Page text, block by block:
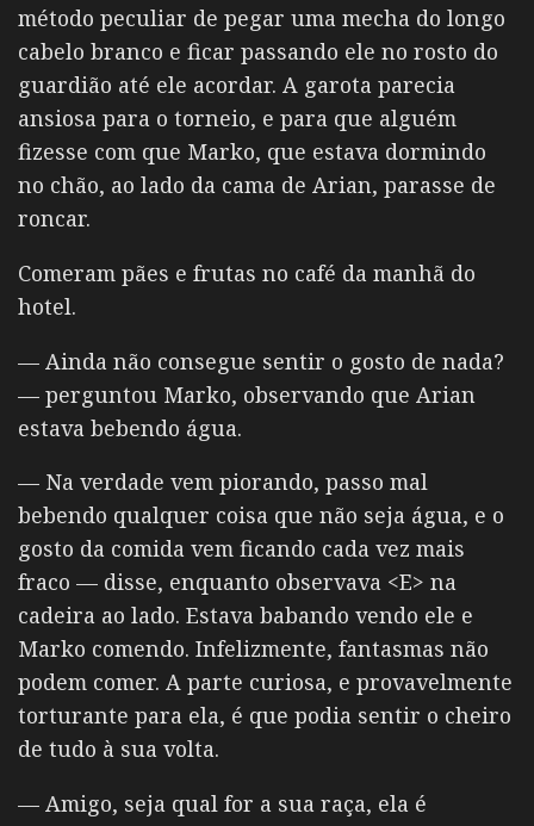
método peculiar de pegar uma mecha do longo
cabelo branco e ficar passando ele no rosto do
guardião até ele acordar. A garota parecia
ansiosa para o torneio, e para que alguém
fizesse com que Marko, que estava dormindo
no chão, ao lado da cama de Arian, parasse de
roncar.
Comeram pães e frutas no café da manhã do
hotel.
— Ainda não consegue sentir o gosto de nada?
— perguntou Marko, observando que Arian
estava bebendo água.
— Na verdade vem piorando, passo mal
bebendo qualquer coisa que não seja água, e o
gosto da comida vem ficando cada vez mais
fraco — disse, enquanto observava <E> na
cadeira ao lado. Estava babando vendo ele e
Marko comendo. Infelizmente, fantasmas não
podem comer. A parte curiosa, e provavelmente
torturante para ela, é que podia sentir o cheiro
de tudo à sua volta.
— Amigo, seja qual for a sua raça, ela é